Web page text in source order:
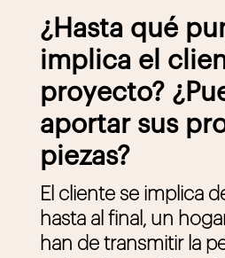
¿Hasta qué
implica el
proyecto?
aportar sus
piezas?
El cliente se implica
hasta al final, un
han de transmitir la